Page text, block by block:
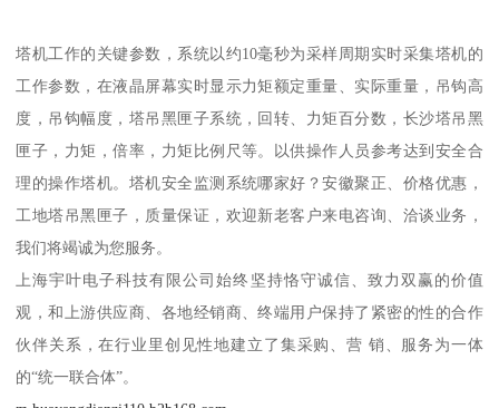
塔机工作的关键参数，系统以约10毫秒为采样周期实时采集塔机的
工作参数，在液晶屏幕实时显示力矩额定重量、实际重量，吊钩高
度，吊钩幅度，塔吊黑匣子系统，回转、力矩百分数，长沙塔吊黑
匣子，力矩，倍率，力矩比例尺等。以供操作人员参考达到安全合
理的操作塔机。塔机安全监测系统哪家好？安徽聚正、价格优惠，
工地塔吊黑匣子，质量保证，欢迎新老客户来电咨询、洽谈业务，
我们将竭诚为您服务。
上海宇叶电子科技有限公司始终坚持恪守诚信、致力双赢的价值
观，和上游供应商、各地经销商、终端用户保持了紧密的性的合作
伙伴关系，在行业里创见性地建立了集采购、营 销、服务为一体
的“统一联合体”。